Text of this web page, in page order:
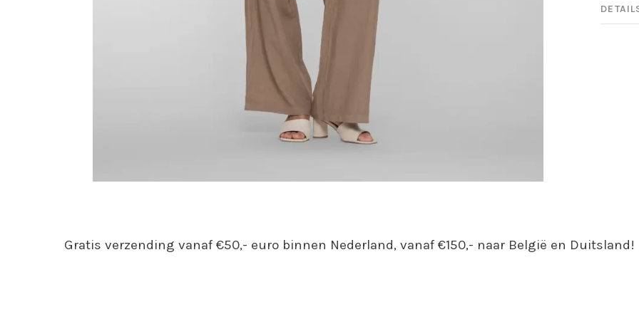
Gratis verzending vanaf €50,- euro binnen Nederland, vanaf €150,- naar België en Duitsland!